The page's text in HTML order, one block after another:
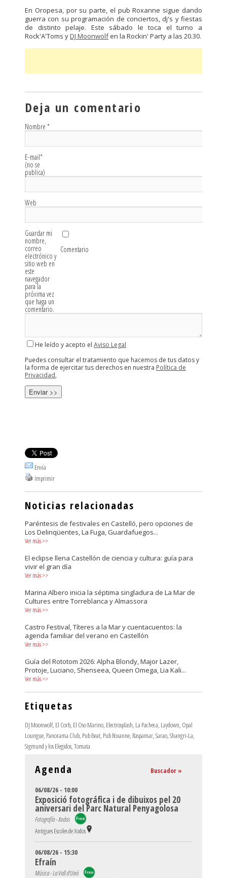
En Oropesa, por su parte, el pub Roxanne sigue dando
guerra con su programación de conciertos, dj's y fiestas
de distinto pelaje. Este sábado le toca el turno a
Rock'A'Toms yDJ Moonwolfen la Rockin' Party a las 20.30.
Deja un comentario
Nombre *
E-mail*
(no se
publica)
Web
Guardar mi
nombre,
correo
electrónico y
sitio web en
este
navegador
para la
próxima vez
que haga un
comentario.
Comentario
He leído y acepto el Aviso Legal
Puedes consultar el tratamiento que hacemos de tus datos y
la forma de ejercitar tus derechos en nuestra Política de
Privacidad,
Envía
Imprimir
Noticias relacionadas
Paréntesis de festivales en Castelló, pero opciones de
Los Delinqüentes, La Fuga, Guardafuegos...
Ver más>>
El eclipse llena Castellón de ciencia y cultura: guía para
vivir el gran día
Ver más>>
Marina Albero inicia la séptima singladura de La Mar de
Cultures entre Torreblanca y Almassora
Ver más>>
Castro Festival, Títeres a la Mar y cuentacuentos: la
agenda familiar del verano en Castellón
Ver más>>
Guía del Rototom 2026: Alpha Blondy, Major Lazer,
Protoje, Luciano, Shenseea, Queen Omega, Lia Kali...
Ver más>>
Etiquetas
DJ Moonwolf, El Corb, El Oso Marino, Electrosplash, La Pacheca, Laydown, Opal
Loungue, Panorama Club, Pub Beat, Pub Roxanne, Raspamar,Sarao,Shangri-La,
Sigmund y los Elegidos,Tomata
Agenda Buscador »
06/08/26 - 10:00
Exposició fotográfica i de dibuixos pel 20
aniversari del Parc Natural Penyagolosa
Fotografía - Xodos
Antigues Escoles de Xodos
06/08/26 - 15:30
Efraín
Música - La Vall d'Uixó